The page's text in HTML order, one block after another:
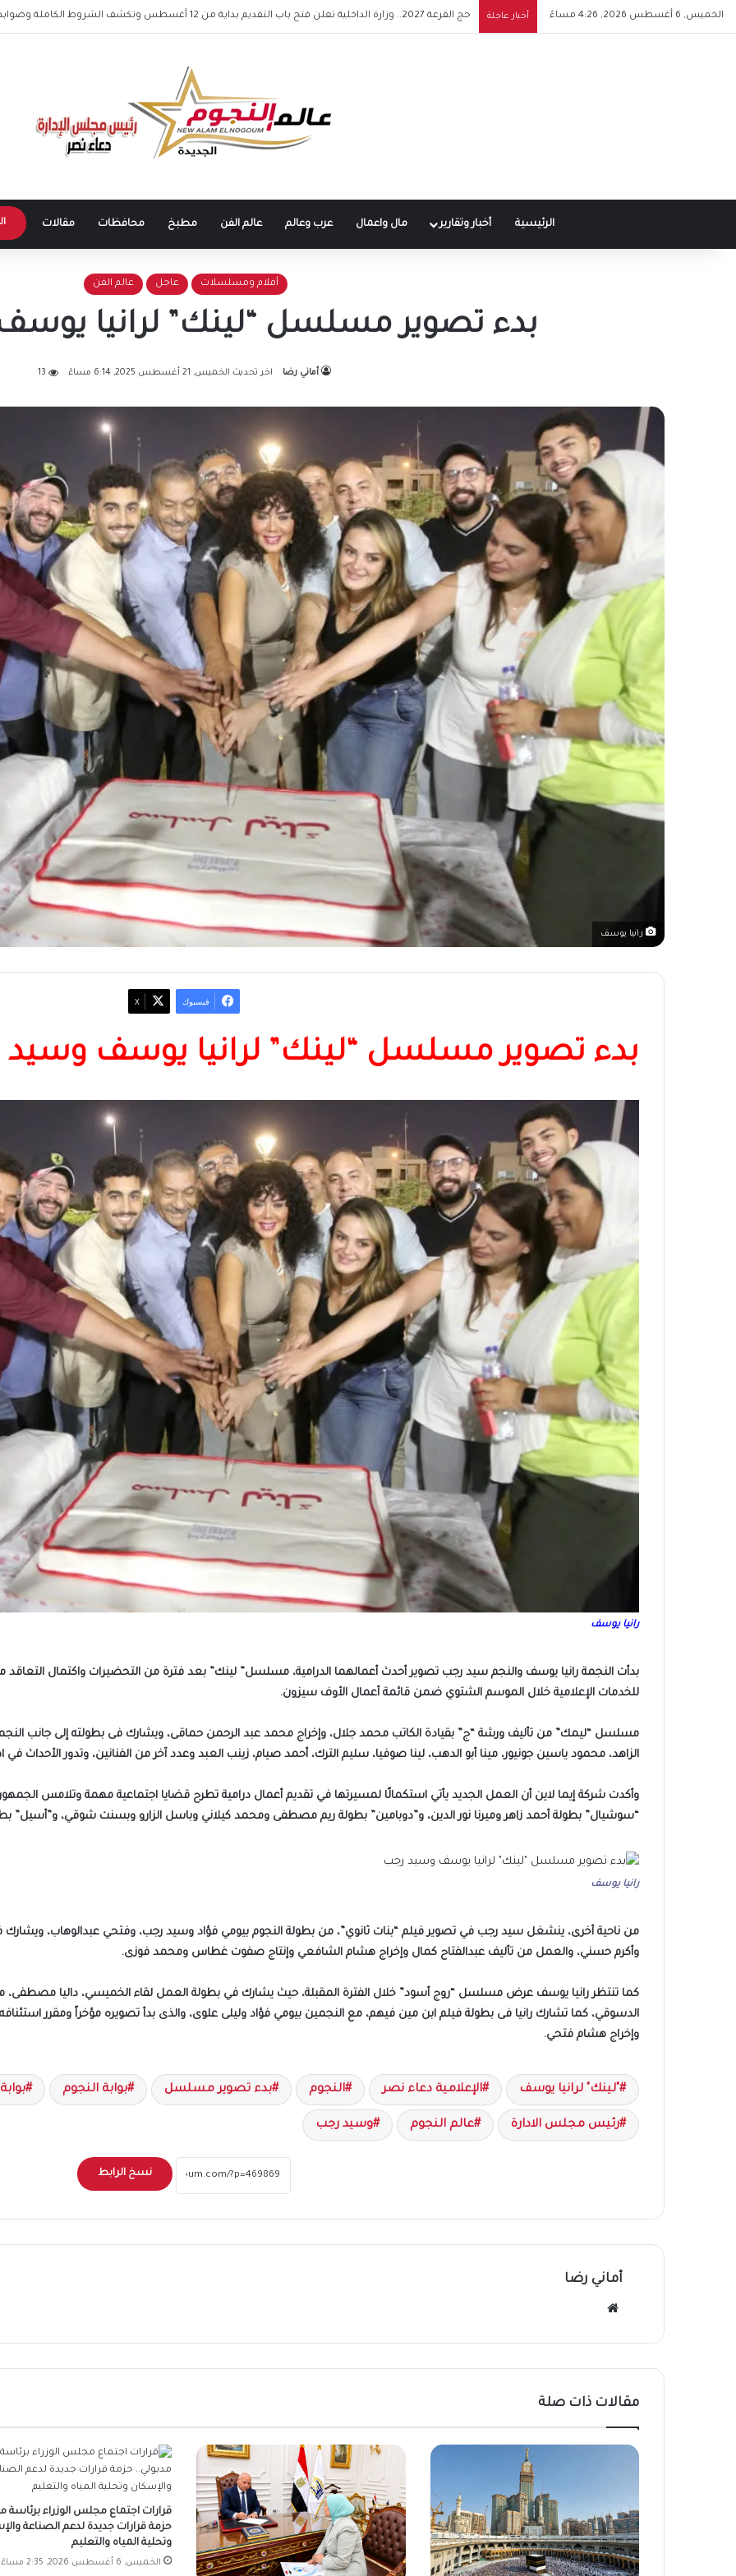
الخميس, 6 أغسطس 2026, 4:26 مساءً أخبار عاجلة نتيجة الدور الثاني للشهادة الإعدادية بالقاهرة 2026.. اعتماد النتيجة بنسبة نجاح 86.4% وإتاحتها عبر البوابة الإلكترونية
الرئيسية أخبار وتقارير مال واعمال عرب وعالم عالم الفن مطبخ محافظات مقالات
أفلام ومسلسلات عاجل عالم الفن
بدء تصوير مسلسل “لينك” لرانيا
أماني رضا اخر تحديث الخميس, 21 أغسطس 2025, 6:14 مساءً 13
رانيا يوسف
فيسبوك ‫X
بدء تصوير مسلسل “لينك” لرانيا يوسف
رانيا يوسف
بدأت النجمة رانيا يوسف والنجم سيد رجب تصوير أحدث أعمالهما الدرامية، مسلسل” لينك” بعد فترة من التحضيرات واكتمال
للخدمات الإعلامية خلال الموسم الشتوي ضمن قائمة أعمال الأوف سيزون.
مسلسل “ليمك” من تأليف ورشة “ج” بقيادة الكاتب محمد جلال، وإخراج محمد عبد الرحمن حماقى، ويشارك فى بطولته إلى جانب
الزاهد، محمود ياسين جونيور، مينا أبو الدهب، لينا صوفيا، سليم الترك، أحمد صيام، زينب العبد وعدد آخر من الفنانين، وتدور الأحداث
وأكدت شركة إيما لاين أن العمل الجديد يأتي استكمالًا لمسيرتها في تقديم أعمال درامية تطرح قضايا اجتماعية مهمة وتلامس
“سوشيال” بطولة أحمد زاهر وميرنا نور الدين، و”دوبامين” بطولة ريم مصطفى ومحمد كيلاني وباسل الزارو وبسنت شوقي، و”أسيل”
رانيا يوسف
من ناحية أخرى، ينشغل سيد رجب في تصوير فيلم “بنات ثانوي”، من بطولة النجوم بيومي فؤاد وسيد رجب، وفتحي عبدالوهاب،
وأكرم حسني، والعمل من تأليف عبدالفتاح كمال وإخراج هشام الشافعي وإنتاج صفوت غطاس ومحمد فوزى.
كما تنتظر رانيا يوسف عرض مسلسل “روج أسود” خلال الفترة المقبلة، حيث يشارك في بطولة العمل لقاء الخميسي، داليا مصطفى،
الدسوقي، كما تشارك رانيا فى بطولة فيلم ابن مين فيهم، مع النجمين بيومي فؤاد وليلى علوى، والذى بدأ تصويره مؤخراً ومقرر استئنافه
وإخراج هشام فتحي.
"لينك" لرانيا يوسف الإعلامية دعاء نصر النجوم بدء تصوير مسلسل بوابة النجوم
رئيس مجلس الادارة عالم النجوم وسيد رجب
نسخ الرابط
أماني رضا
مقالات ذات صلة
قرارات اجتماع مجلس الوزراء برئاسة
حزمة قرارات جديدة لدعم الصناعة
وتحلية المياه والتعليم
الخميس, 6 أغسطس 2026, 2:35 مساءً